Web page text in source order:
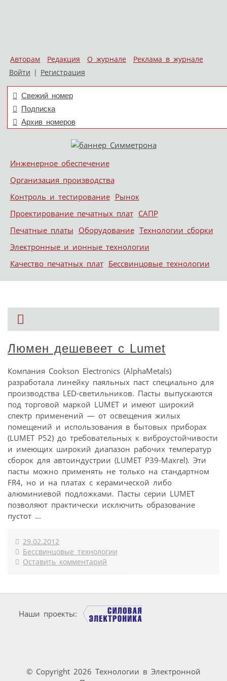
Авторам Редакция О журнале
Реклама в журнале
Войти | Регистрация
Свежий номер
Подписка
Архив номеров
Меню
Skip to content
Инженерное обеспечение
Организация производства
Контроль и тестирование Рынок
Проектирование печатных плат САПР
Печатные платы Оборудование Технологии сборки
Электронные и ионные технологии
Качество печатных плат Бессвинцовые технологии
Люмен дешевеет с Lumet
Компания Cookson Electronics (AlphaMetals)
разработала линейку паяльных паст специально для
производства LED-светильников. Пасты выпускаются
под торговой маркой LUMET и имеют широкий
спектр применений — от освещения жилых
помещений и использования в бытовых приборах
(LUMET P52) до требовательных к виброустойчивости
и имеющих широкий диапазон рабочих температур
сборок для автоиндустрии (LUMET P39-Maxrel). Эти
пасты можно применять не только на стандартном
FR4, но и на платах с керамической либо
алюминиевой подложками. Пасты серии LUMET
позволяют практически исключить образование
пустот ...
29.02.2012
Бессвинцовые технологии
Оставить комментарий
Наши проекты:
© Copyright 2026 Технологии в Электронной